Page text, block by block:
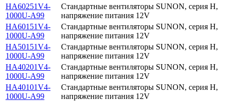
HA60251V4-
1000U-A99
Стандартные вентиляторы SUNON, серия H,
напряжение питания 12V
HA60151V4-
1000U-A99
Стандартные вентиляторы SUNON, серия H,
напряжение питания 12V
HA50151V4-
1000U-A99
Стандартные вентиляторы SUNON, серия H,
напряжение питания 12V
HA40201V4-
1000U-A99
Стандартные вентиляторы SUNON, серия H,
напряжение питания 12V
HA40101V4-
1000U-A99
Стандартные вентиляторы SUNON, серия H,
напряжение питания 12V